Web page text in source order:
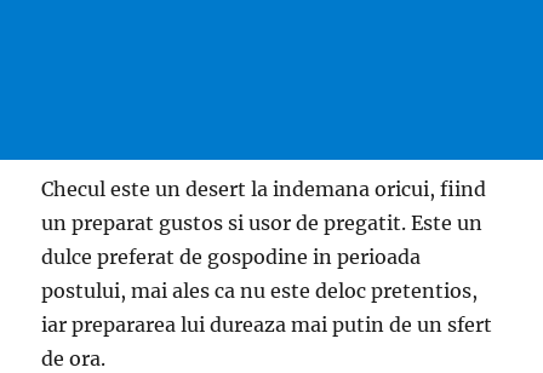
Checul este un desert la indemana oricui, fiind
un preparat gustos si usor de pregatit. Este un
dulce preferat de gospodine in perioada
postului, mai ales ca nu este deloc pretentios,
iar prepararea lui dureaza mai putin de un sfert
de ora.